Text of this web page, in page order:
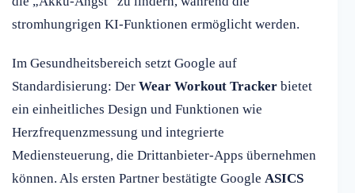
stromhungrigen KI-Funktionen ermöglicht werden.
Im Gesundheitsbereich setzt Google auf
Standardisierung: Der Wear Workout Tracker bietet
ein einheitliches Design und Funktionen wie
Herzfrequenzmessung und integrierte
Mediensteuerung, die Drittanbieter-Apps übernehmen
können. Als ersten Partner bestätigte Google ASICS